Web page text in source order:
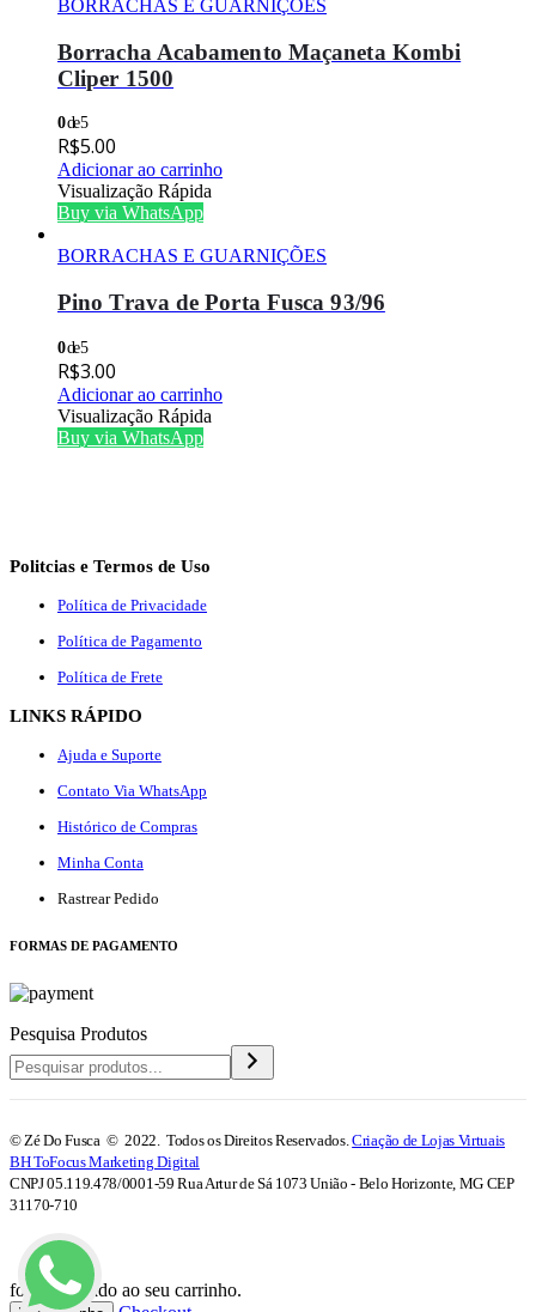
BORRACHAS E GUARNIÇÕES
Borracha Acabamento Maçaneta Kombi
Cliper 1500
0de 5
R$5.00
Adicionar ao carrinho
Visualização Rápida
Buy via WhatsApp
BORRACHAS E GUARNIÇÕES
Pino Trava de Porta Fusca 93/96
0de 5
R$3.00
Adicionar ao carrinho
Visualização Rápida
Buy via WhatsApp
Politcias e Termos de Uso
Política de Privacidade
Política de Pagamento
Política de Frete
LINKS RÁPIDO
Ajuda e Suporte
Contato Via WhatsApp
Histórico de Compras
Minha Conta
Rastrear Pedido
FORMAS DE PAGAMENTO
Pesquisa Produtos
© Zé Do Fusca © 2022. Todos os Direitos Reservados.Criação de Lojas Virtuais
BH ToFocus Marketing Digital
CNPJ 05.119.478/0001-59 Rua Artur de Sá 1073 União - Belo Horizonte, MG CEP
31170-710
foi adicionado ao seu carrinho.